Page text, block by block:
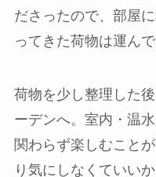
ださったので、部屋
ってきた荷物は運ん
荷物を少し整理した
ーデンへ。 室内・温
関わらず楽しむことが
り気にしなくていい